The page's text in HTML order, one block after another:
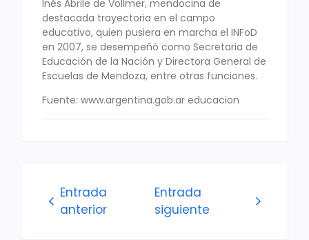
Inés Abrile de Vollmer, mendocina de
destacada trayectoria en el campo
educativo, quien pusiera en marcha el INFoD
en 2007, se desempeñó como Secretaria de
Educación de la Nación y Directora General de
Escuelas de Mendoza, entre otras funciones.
Fuente: www.argentina.gob.ar educacion
Entrada
anterior
Entrada
siguiente